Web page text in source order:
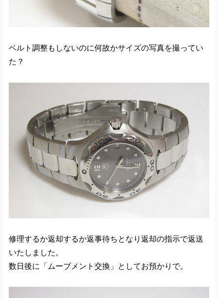
ベルト調整もしないのに何故かサイズの写真を撮ってい
た？
修理するか返却するか返事待ちとなり返却の指示で返送
いたしました。
数日後に「ムーブメント交換」としてお預かりで。